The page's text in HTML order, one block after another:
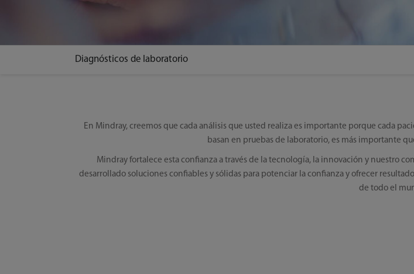
Diagnósticos de laboratorio
En Mindray, creemos que cada análisis que usted realiza es importante porque cada
basan en pruebas de laboratorio, es más importante
Mindray fortalece esta confianza a través de la tecnología, la innovación y nuestro
desarrollado soluciones confiables y sólidas para potenciar la confianza y ofrecer
de todo el